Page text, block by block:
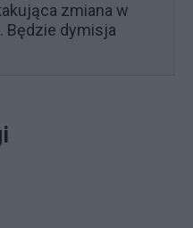
zmiana w
Będzie dymisja